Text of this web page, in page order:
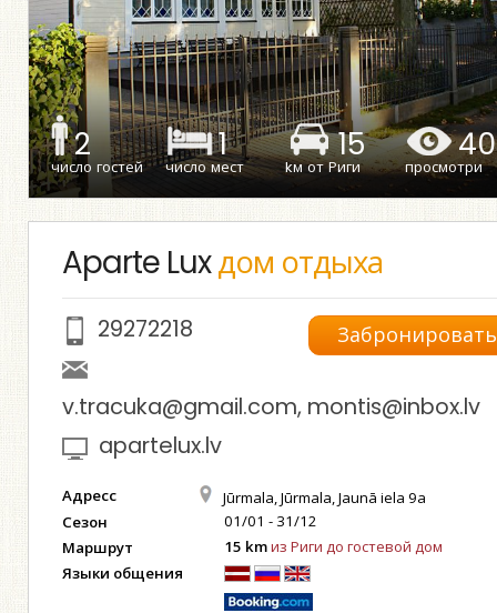
2
число гостей
1
число мест
15
kм от Риги просмотри
Aparte Luxдом отдыха
Забронировать
29272218
v.tracuka@gmail.com, montis@inbox.lv
apartelux.lv
Адресс Jūrmala, Jūrmala, Jaunā iela 9a
Сезон 01/01 - 31/12
Маршрут 15 kmиз Риги до гостевой дом
Языки общения